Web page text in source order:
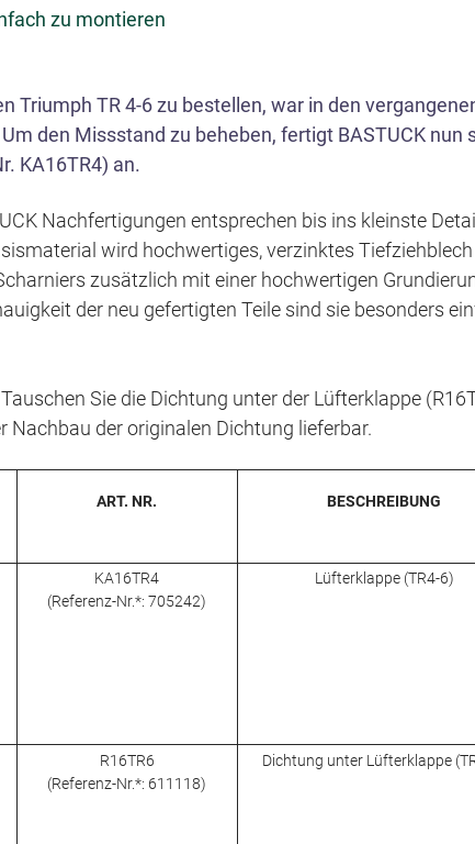
n
n
zu montieren
Triumph TR 4-6 zu bestellen, war in den
den Missstand zu beheben, fertigt BASTUCK nun
KA16TR4) an.
Nachfertigungen entsprechen bis ins kleinste
wird hochwertiges, verzinktes
zusätzlich mit einer hochwertigen
der neu gefertigten Teile sind sie besonders
Sie die Dichtung unter der Lüfterklappe
Nachbau der originalen Dichtung lieferbar.
ART. NR.
KA16TR4
(Referenz-Nr.*: 705242)
BESCHREIBUNG
Lüfterklappe (TR4-6)
R16TR6
(Referenz-Nr.*: 611118)
Dichtung unter Lüfterklappe